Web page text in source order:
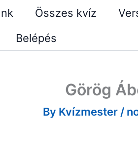
Összes kvíz
Belépés
Görög
By Kvízmester /